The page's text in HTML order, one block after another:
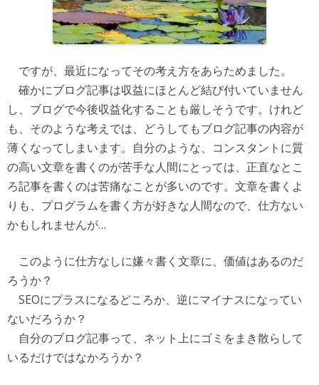
ですが、最近になってその考え方をあらためました。
確かにブログ記事は収益にほとんど結び付いていません
し、ブログで今後収益化することも厳しそうです。けれど
も、そのような考えでは、どうしてもブログ記事の内容が
薄くなってしまいます。自分のような、コンスタントに質
の高い文章を書くのが苦手な人間にとっては、正直なとこ
ろ記事を書くのは苦痛なことが多いのです。文章を書くよ
りも、プログラムを書く方が好きな人間なので、仕方ない
かもしれませんが…
このように仕方なしに嫌々書く文章に、価値はあるのだ
ろうか？
SEOにプラスになるどころか、逆にマイナスになってい
ないだろうか？
自分のブログ記事って、ネット上にゴミをまき散らして
いるだけではなかろうか？